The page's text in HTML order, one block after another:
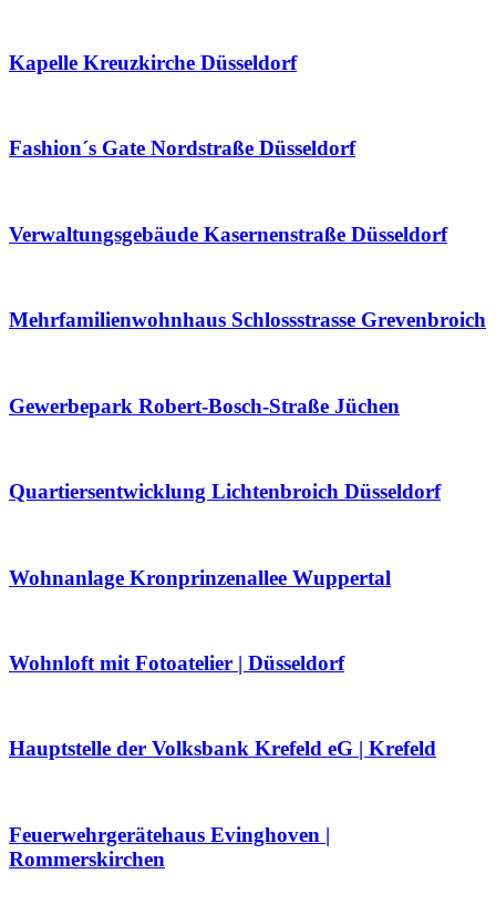
Kapelle Kreuzkirche Düsseldorf
Fashion´s Gate Nordstraße Düsseldorf
Verwaltungsgebäude Kasernenstraße Düsseldorf
Mehrfamilienwohnhaus Schlossstrasse Grevenbroich
Gewerbepark Robert-Bosch-Straße Jüchen
Quartiersentwicklung Lichtenbroich Düsseldorf
Wohnanlage Kronprinzenallee Wuppertal
Wohnloft mit Fotoatelier | Düsseldorf
Hauptstelle der Volksbank Krefeld eG | Krefeld
Feuerwehrgerätehaus Evinghoven |
Rommerskirchen